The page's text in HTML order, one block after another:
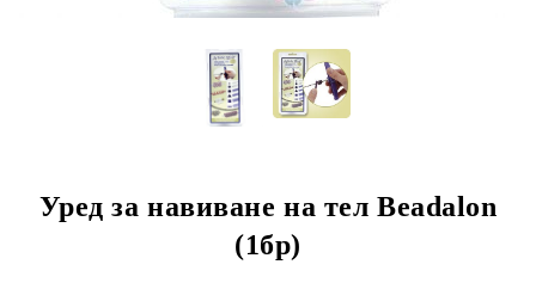
Уред за навиване на тел Beadalon
(1бр)